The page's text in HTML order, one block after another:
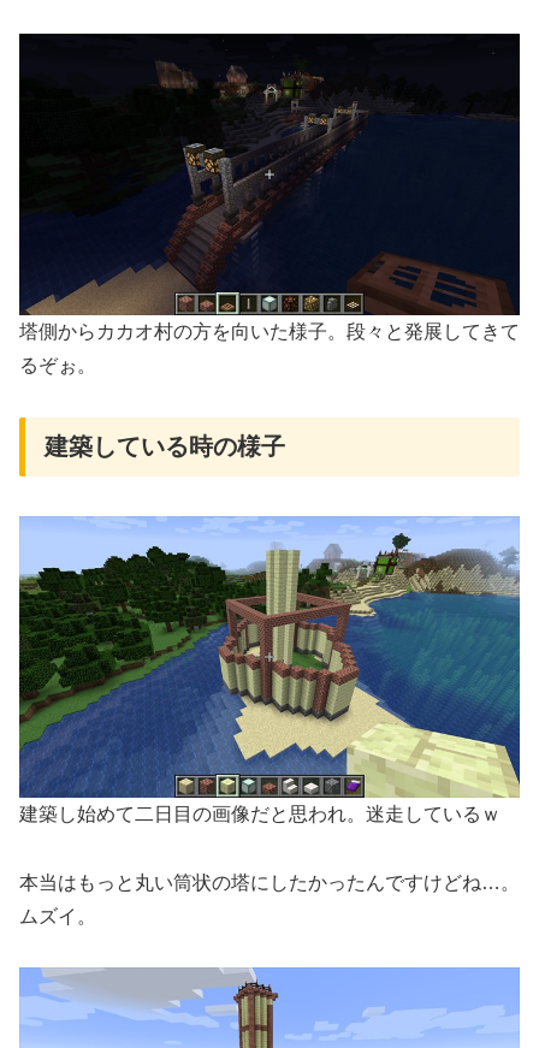
塔側からカカオ村の方を向いた様子。段々と発展してきて
るぞぉ。
建築している時の様子
建築し始めて二日目の画像だと思われ。迷走しているｗ
本当はもっと丸い筒状の塔にしたかったんですけどね…。
ムズイ。